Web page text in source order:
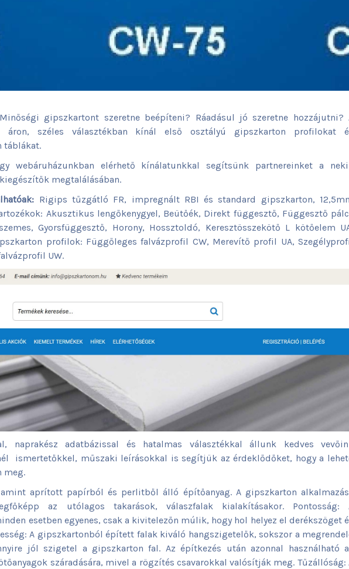
gipszkartont szeretne beépíteni? Ráadásul jó szeretne hozzájutni?
áron, széles választékban kínál első osztályú gipszkarton profilokat
táblákat.
webáruházunkban elérhető kínálatunkkal segítsünk partnereinket a
megtalálásában.
Rigips tűzgátló FR, impregnált RBI és standard gipszkarton,
Akusztikus lengőkenygyel, Beütőék, Direkt függesztő, Függesztő
Gyorsfüggesztő, Horony, Hossztoldó, Keresztösszekötő L kötőelem
profilok: Függőleges falvázprofil CW, Merevítő profil UA,
UW.
naprakész adatbázissal és hatalmas választékkal állunk kedves
ismertetőkkel, műszaki leírásokkal is segítjük az érdeklődőket, hogy a
meg.
aprított papírból és perlitből álló építőanyag. A gipszkarton
az utólagos takarások, válaszfalak kialakításakor. Pontosság:
esetben egyenes, csak a kivitelezőn múlik, hogy hol helyez el derékszöget
A gipszkartonból épített falak kiváló hangszigetelők, sokszor a
jól szigetel a gipszkarton fal. Az építkezés után azonnal használható
száradására, mivel a rögzítés csavarokkal valósítják meg. Tűzállóság: